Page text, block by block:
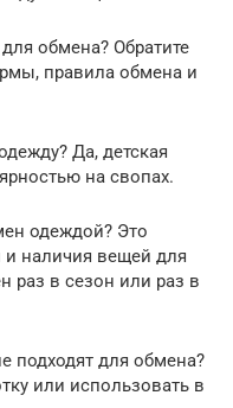
обмена? Обратите
правила обмена и
Да, детская
на свопах.
одеждой? Это
и наличия вещей для
раз в сезон или раз в
подходят для обмена?
или использовать в